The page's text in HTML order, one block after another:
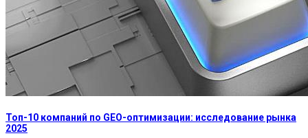
Топ-10 компаний по GEO-оптимизации: исследование рынка
2025